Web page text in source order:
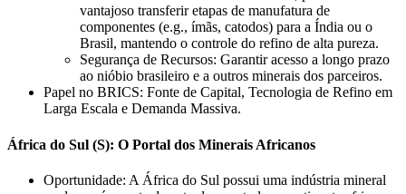
vantajoso transferir etapas de manufatura de
componentes (e.g., ímãs, catodos) para a Índia ou o
Brasil, mantendo o controle do refino de alta pureza.
Segurança de Recursos: Garantir acesso a longo prazo
ao nióbio brasileiro e a outros minerais dos parceiros.
Papel no BRICS: Fonte de Capital, Tecnologia de Refino em
Larga Escala e Demanda Massiva.
África do Sul (S): O Portal dos Minerais Africanos
Oportunidade: A África do Sul possui uma indústria mineral